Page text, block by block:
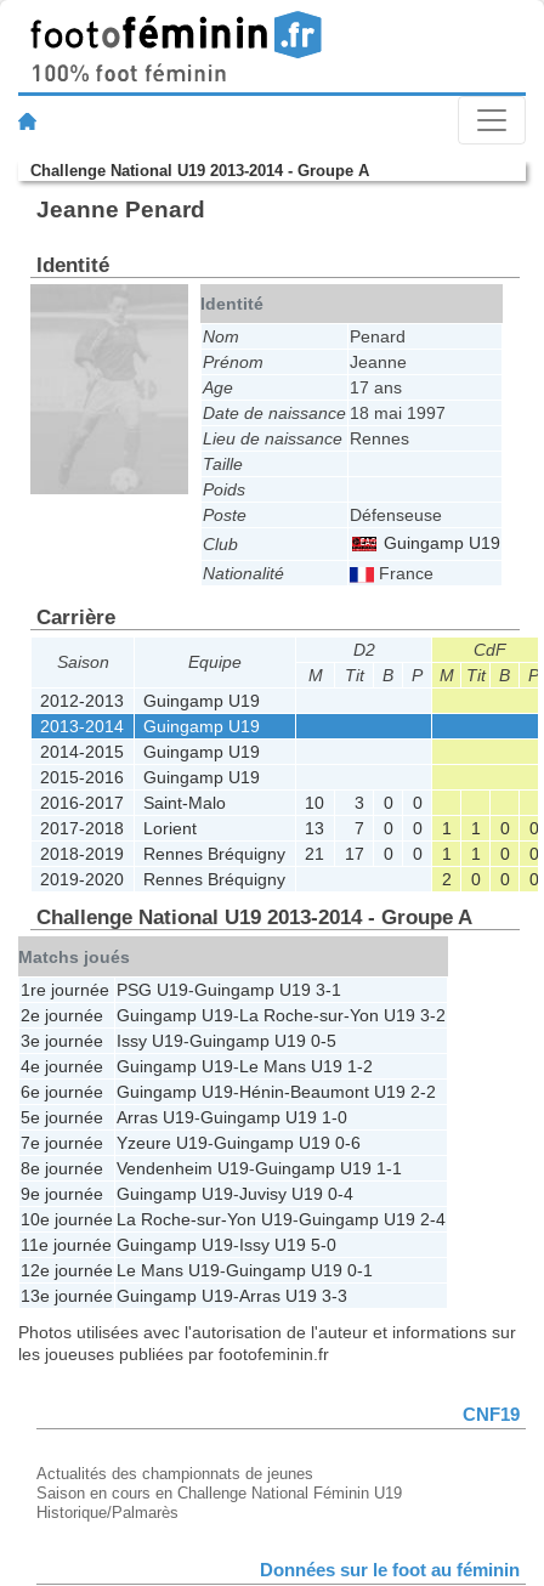
Challenge National U19 2013-2014 - Groupe A
Jeanne Penard
Identité
Identité
Nom
Penard
Prénom
Jeanne
Age
17 ans
Date de naissance 18 mai 1997
Lieu de naissance Rennes
Taille
Poids
Poste
Défenseuse
Club
Guingamp U19
Nationalité
France
Carrière
Saison Equipe
D2
CdF
M
Tit B P M Tit B
P
2012-2013
Guingamp U19
2013-2014
Guingamp U19
2014-2015
Guingamp U19
2015-2016
Guingamp U19
2016-2017
Saint-Malo 10 3 0
0
2017-2018
Lorient 13 7 0 0 1 1 0
0
2018-2019
Rennes Bréquigny 21 17 0 0 1 1 0
0
2019-2020
Rennes Bréquigny 2 0 0 0
Challenge National U19 2013-2014 - Groupe A
Matchs joués
1re journée PSG U19-Guingamp U19 3-1
2e journée
Guingamp U19-La Roche-sur-Yon U19 3-2
3e journée
Issy U19-Guingamp U19 0-5
4e journée
Guingamp U19-Le Mans U19 1-2
6e journée
Guingamp U19-Hénin-Beaumont U19 2-2
5e journée
Arras U19-Guingamp U19 1-0
7e journée
Yzeure U19-Guingamp U19 0-6
8e journée
Vendenheim U19-Guingamp U19 1-1
9e journée
Guingamp U19-Juvisy U19 0-4
10e journée La Roche-sur-Yon U19-Guingamp U19 2-4
11e journée Guingamp U19-Issy U19 5-0
12e journée Le Mans U19-Guingamp U19 0-1
13e journéeGuingamp U19-Arras U19 3-3
Photos utilisées avec l'autorisation de l'auteur et informations sur
les joueuses publiées par footofeminin.fr
CNF19
Actualités des championnats de jeunes
Saison en cours en Challenge National Féminin U19
Historique/Palmarès
Données sur le foot au féminin